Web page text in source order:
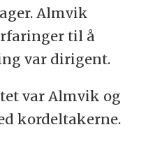
Almvik
til å
var dirigent.
var Almvik og
kordeltakerne.